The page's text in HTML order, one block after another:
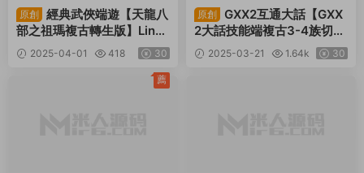
原創
經典武俠端遊【天龍八
部之祖瑪複古轉生版】Linux
手工服務端+PC客戶端+GM
工具+視頻架設教程
2025-04-01 418 30
服務端·端遊服務端
原創
GXX2互通大話【GXX
2大話技能端複古3-4族切
換】Win手工服務端+安卓P
C互通客戶端+内置GM工具
2025-03-21 1.64k 30
薦